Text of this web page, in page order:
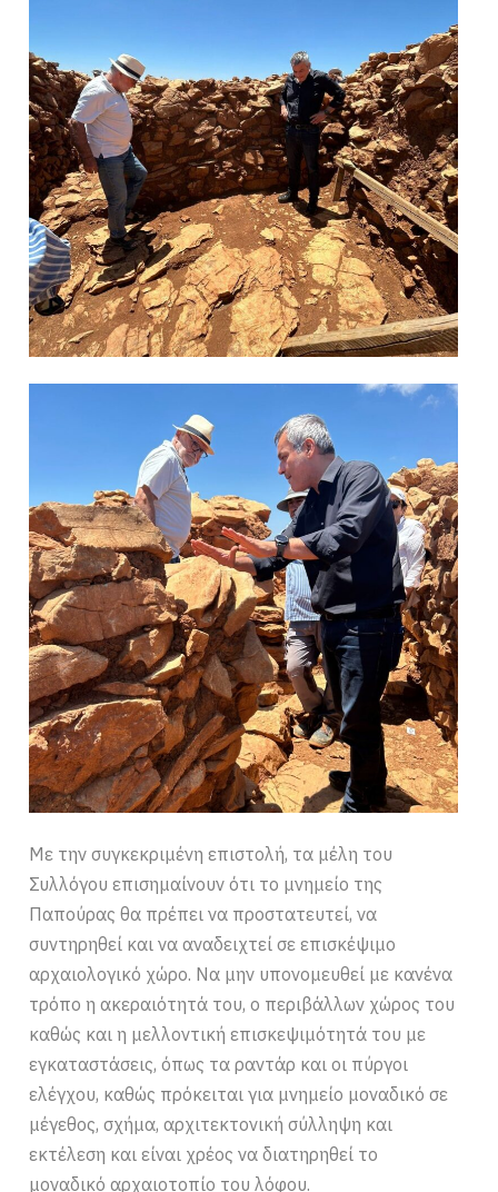
Με την συγκεκριμένη επιστολή, τα μέλη του
Συλλόγου επισημαίνουν ότι το μνημείο της
Παπούρας θα πρέπει να προστατευτεί, να
συντηρηθεί και να αναδειχτεί σε επισκέψιμο
αρχαιολογικό χώρο. Να μην υπονομευθεί με κανένα
τρόπο η ακεραιότητά του, ο περιβάλλων χώρος του
καθώς και η μελλοντική επισκεψιμότητά του με
εγκαταστάσεις, όπως τα ραντάρ και οι πύργοι
ελέγχου, καθώς πρόκειται για μνημείο μοναδικό σε
μέγεθος, σχήμα, αρχιτεκτονική σύλληψη και
εκτέλεση και είναι χρέος να διατηρηθεί το
μοναδικό αρχαιοτοπίο του λόφου.